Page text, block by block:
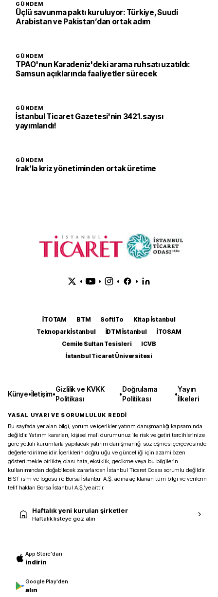
GÜNDEM
Üçlü savunma paktı kuruluyor: Türkiye, Suudi
Arabistan ve Pakistan’dan ortak adım
GÜNDEM
TPAO'nun Karadeniz'deki arama ruhsatı uzatıldı:
Samsun açıklarında faaliyetler sürecek
GÜNDEM
İstanbul Ticaret Gazetesi'nin 3421. sayısı
yayımlandı!
GÜNDEM
Irak’la kriz yönetiminden ortak üretime
• • • •
İTOTAM BTM SoftITo
Kitap İstanbul
Teknopark İstanbul
İDTM İstanbul
İTOSAM
Cemile Sultan Tesisleri
ICVB
İstanbul Ticaret Üniversitesi
Künye•İletişim•
Gizlilik ve KVKK
Politikası
•
Doğrulama
Politikası
•
Yayın
İlkeleri
YASAL UYARI VE SORUMLULUK REDDİ
Bu sayfada yer alan bilgi, yorum ve içerikler yatırım danışmanlığı kapsamında
değildir. Yatırım kararları, kişisel mali durumunuz ile risk ve getiri tercihlerinize
göre yetkili kurumlarla yapılacak yatırım danışmanlığı sözleşmesi çerçevesinde
değerlendirilmelidir. İçeriklerin doğruluğu ve güncelliği için azami özen
gösterilmekle birlikte, olası hata, eksiklik, gecikme veya bu bilgilerin
kullanımından doğabilecek zararlardan İstanbul Ticaret Odası sorumlu değildir.
BIST isim ve logosu ile Borsa İstanbul A.Ş. adına açıklanan tüm bilgi ve verilerin
telif hakları Borsa İstanbul A.Ş.’ye aittir.
Haftalık yeni kurulan şirketler
Haftalık listeye göz atın
App Store'dan
indirin
Google Play'den
alın